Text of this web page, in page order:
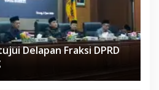
Delapan Fraksi DPRD